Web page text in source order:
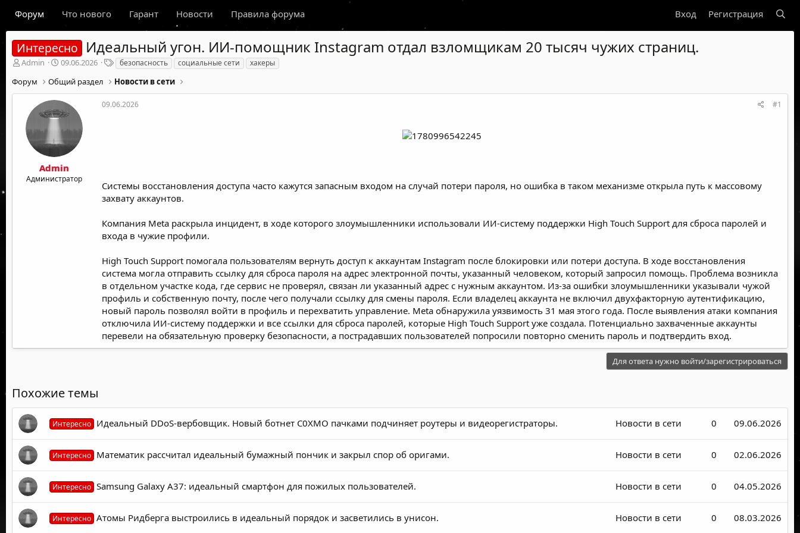
Форум Что нового Гарант Новости Правила форума Вход Регистрация
Интересно Идеальный угон. ИИ-помощник Instagram отдал взломщикам 20 тысяч чужих страниц.
А
т
о
м
Admin
Д
т
а
н
а
а
л
а
09.06.2026
Т
е
г
и
безопасность социальные сети хакеры
Форум Общий раздел Новости в сети
Admin
Администратор
09.06.2026 #1
Системы восстановления доступа часто кажутся запасным входом на случай потери пароля, но ошибка в таком механизме открыла путь к массовому
захвату аккаунтов.
Компания Meta раскрыла инцидент, в ходе которого злоумышленники использовали ИИ-систему поддержки High Touch Support для сброса паролей и
входа в чужие профили.
High Touch Support помогала пользователям вернуть доступ к аккаунтам Instagram после блокировки или потери доступа. В ходе восстановления
система могла отправить ссылку для сброса пароля на адрес электронной почты, указанный человеком, который запросил помощь. Проблема возникла
в отдельном участке кода, где сервис не проверял, связан ли указанный адрес с нужным аккаунтом. Из-за ошибки злоумышленники указывали чужой
профиль и собственную почту, после чего получали ссылку для смены пароля. Если владелец аккаунта не включил двухфакторную аутентификацию,
новый пароль позволял войти в профиль и перехватить управление. Meta обнаружила уязвимость 31 мая этого года. После выявления атаки компания
отключила ИИ-систему поддержки и все ссылки для сброса паролей, которые High Touch Support уже создала. Потенциально захваченные аккаунты
перевели на обязательную проверку безопасности, а пострадавших пользователей попросили повторно сменить пароль и подтвердить вход.
Для ответа нужно войти/зарегистрироваться
Похожие темы
Интересно Идеальный DDoS-вербовщик. Новый ботнет C0XMO пачками подчиняет роутеры и видеорегистраторы. Новости в сети 0 09.06.2026
Интересно Математик рассчитал идеальный бумажный пончик и закрыл спор об оригами. Новости в сети 0 02.06.2026
Интересно Samsung Galaxy A37: идеальный смартфон для пожилых пользователей. Новости в сети 0 04.05.2026
Интересно Атомы Ридберга выстроились в идеальный порядок и засветились в унисон. Новости в сети 0 08.03.2026